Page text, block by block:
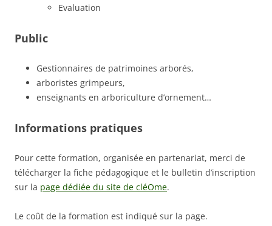
Evaluation
Public
Gestionnaires de patrimoines arborés,
arboristes grimpeurs,
enseignants en arboriculture d’ornement…
Informations pratiques
Pour cette formation, organisée en partenariat, merci de
télécharger la fiche pédagogique et le bulletin d’inscription
sur la page dédiée du site de cléOme.
Le coût de la formation est indiqué sur la page.